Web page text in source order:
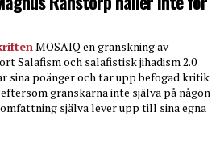
MOSAIQ en granskning av
Salafism och salafistisk jihadism 2.0
sina poänger och tar upp befogad kritik
granskarna inte själva på någon
själva lever upp till sina egna